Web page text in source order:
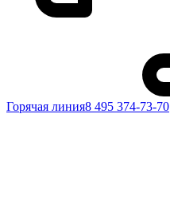
Горячая линия8 495 374-73-70